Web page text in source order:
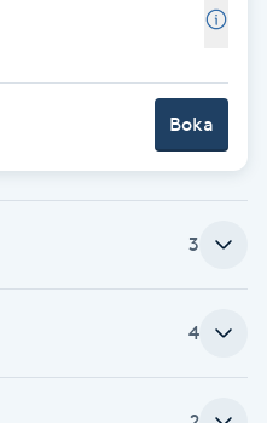
Boka
3
4